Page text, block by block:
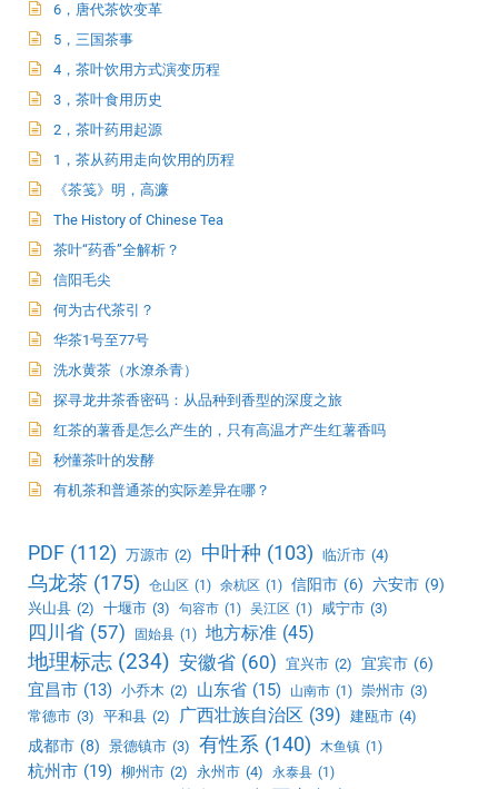
6，唐代茶饮变革
5，三国茶事
4，茶叶饮用方式演变历程
3，茶叶食用历史
2，茶叶药用起源
1，茶从药用走向饮用的历程
《茶笺》明，高濂
The History of Chinese Tea
茶叶“药香”全解析？
信阳毛尖
何为古代茶引？
华茶1号至77号
洗水黄茶（水潦杀青）
探寻龙井茶香密码：从品种到香型的深度之旅
红茶的薯香是怎么产生的，只有高温才产生红薯香吗
秒懂茶叶的发酵
有机茶和普通茶的实际差异在哪？
PDF (112) 万源市 (2) 中叶种 (103) 临沂市 (4)
乌龙茶 (175) 仓山区 (1) 余杭区 (1) 信阳市 (6) 六安市 (9)
兴山县 (2) 十堰市 (3) 句容市 (1) 吴江区 (1) 咸宁市 (3)
四川省 (57) 固始县 (1) 地方标准 (45)
地理标志 (234) 安徽省 (60) 宜兴市 (2) 宜宾市 (6)
宜昌市 (13) 小乔木 (2) 山东省 (15) 山南市 (1) 崇州市 (3)
常德市 (3) 平和县 (2) 广西壮族自治区 (39) 建瓯市 (4)
成都市 (8) 景德镇市 (3) 有性系 (140) 木鱼镇 (1)
杭州市 (19) 柳州市 (2) 永州市 (4) 永泰县 (1)